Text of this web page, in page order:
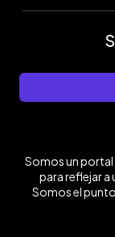
Somos un
para reflejar a
Somos el